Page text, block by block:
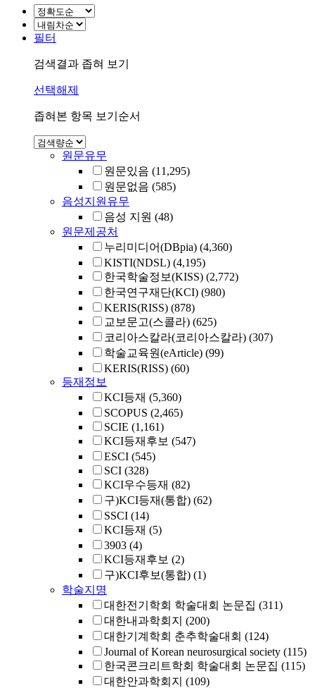
필터
검색결과 좁혀 보기
선택해제
좁혀본 항목 보기순서
원문유무
원문있음 (11,295)
원문없음 (585)
음성지원유무
음성 지원 (48)
원문제공처
누리미디어(DBpia) (4,360)
KISTI(NDSL) (4,195)
한국학술정보(KISS) (2,772)
한국연구재단(KCI) (980)
KERIS(RISS) (878)
교보문고(스콜라) (625)
코리아스칼라(코리아스칼라) (307)
학술교육원(eArticle) (99)
KERIS(RISS) (60)
등재정보
KCI등재 (5,360)
SCOPUS (2,465)
SCIE (1,161)
KCI등재후보 (547)
ESCI (545)
SCI (328)
KCI우수등재 (82)
구)KCI등재(통합) (62)
SSCI (14)
KCI등재 (5)
3903 (4)
KCI등재후보 (2)
구)KCI후보(통합) (1)
학술지명
대한전기학회 학술대회 논문집 (311)
대한내과학회지 (200)
대한기계학회 춘추학술대회 (124)
Journal of Korean neurosurgical society (115)
한국콘크리트학회 학술대회 논문집 (115)
대한안과학회지 (109)